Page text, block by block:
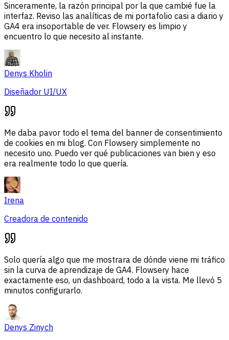
Sinceramente, la razón principal por la que cambié fue la
interfaz. Reviso las analíticas de mi portafolio casi a diario y
GA4 era insoportable de ver. Flowsery es limpio y
encuentro lo que necesito al instante.
Denys Kholin
Diseñador UI/UX
Me daba pavor todo el tema del banner de consentimiento
de cookies en mi blog. Con Flowsery simplemente no
necesito uno. Puedo ver qué publicaciones van bien y eso
era realmente todo lo que quería.
Irena
Creadora de contenido
Solo quería algo que me mostrara de dónde viene mi tráfico
sin la curva de aprendizaje de GA4. Flowsery hace
exactamente eso, un dashboard, todo a la vista. Me llevó 5
minutos configurarlo.
Denys Zinych